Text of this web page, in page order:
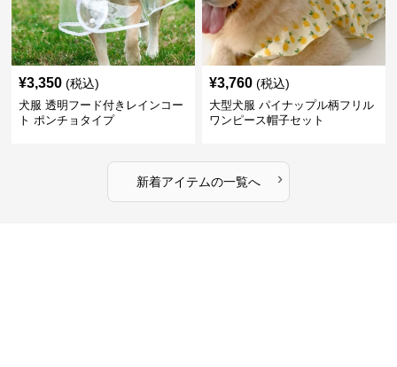
¥3,350 (税込)
犬服 透明フード付きレインコー
ト ポンチョタイプ
¥3,760 (税込)
大型犬服 パイナップル柄フリル
ワンピース帽子セット
新着アイテムの一覧へ ›